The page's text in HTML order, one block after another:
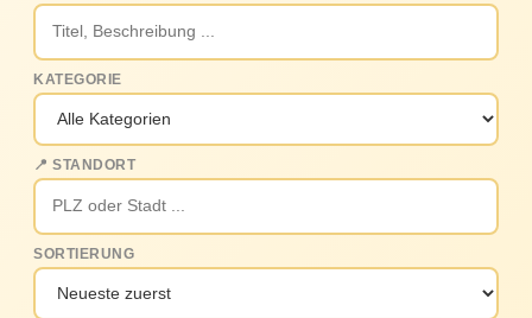
KATEGORIE
📍 STANDORT
SORTIERUNG